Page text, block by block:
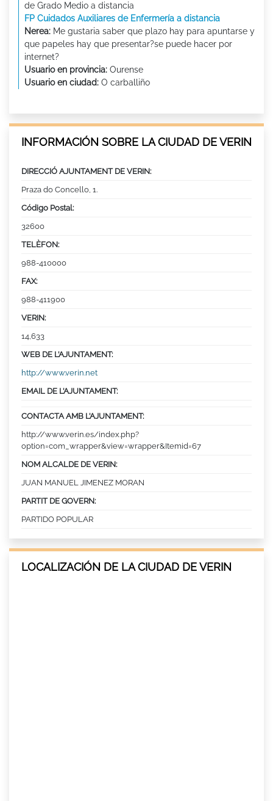
de Grado Medio a distancia
FP Cuidados Auxiliares de Enfermería a distancia
Nerea: Me gustaria saber que plazo hay para apuntarse y
que papeles hay que presentar?se puede hacer por
internet?
Usuario en provincia: Ourense
Usuario en ciudad: O carballiño
INFORMACIÓN SOBRE LA CIUDAD DE VERIN
DIRECCIÓ AJUNTAMENT DE VERIN:
Praza do Concello, 1.
Código Postal:
32600
TELÈFON:
988-410000
FAX:
988-411900
VERIN:
14,633
WEB DE L’AJUNTAMENT:
http://www.verin.net
EMAIL DE L’AJUNTAMENT:
CONTACTA AMB L’AJUNTAMENT:
http://www.verin.es/index.php?
option=com_wrapper&view=wrapper&Itemid=67
NOM ALCALDE DE VERIN:
JUAN MANUEL JIMENEZ MORAN
PARTIT DE GOVERN:
PARTIDO POPULAR
LOCALIZACIÓN DE LA CIUDAD DE VERIN